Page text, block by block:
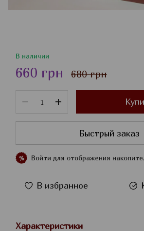
В наличии
660 грн 680 грн
Быстрый заказ
% Войти для отображения
В избранное
Характеристики